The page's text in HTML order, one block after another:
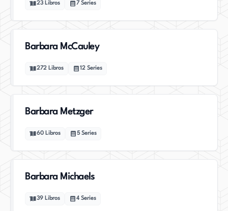
23 Libros 7 Series
Barbara McCauley
272 Libros 12 Series
Barbara Metzger
60 Libros 5 Series
Barbara Michaels
39 Libros 4 Series